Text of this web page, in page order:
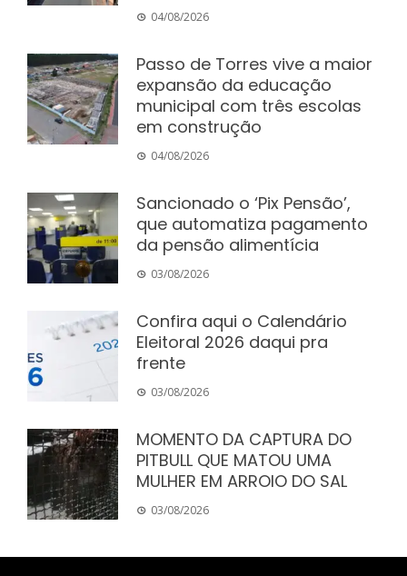
04/08/2026
Passo de Torres vive a maior
expansão da educação
municipal com três escolas
em construção
04/08/2026
Sancionado o ‘Pix Pensão’,
que automatiza pagamento
da pensão alimentícia
03/08/2026
Confira aqui o Calendário
Eleitoral 2026 daqui pra
frente
03/08/2026
MOMENTO DA CAPTURA DO
PITBULL QUE MATOU UMA
MULHER EM ARROIO DO SAL
03/08/2026